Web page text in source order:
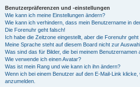
Benutzerpräferenzen und -einstellungen
Wie kann ich meine Einstellungen ändern?
Wie kann ich verhindern, dass mein Benutzername in
Die Forenuhr geht falsch!
Ich habe die Zeitzone eingestellt, aber die Forenuhr
Meine Sprache steht auf diesem Board nicht zur
Was sind das für Bilder, die bei meinem Benutzernamen
Wie verwende ich einen Avatar?
Was ist mein Rang und wie kann ich ihn ändern?
Wenn ich bei einem Benutzer auf den E-Mail-Link
anzumelden.